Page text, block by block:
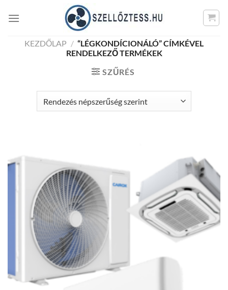
KEZDŐLAP / “LÉGKONDÍCIONÁLÓ” CÍMKÉVEL
RENDELKEZŐ TERMÉKEK
SZŰRÉS